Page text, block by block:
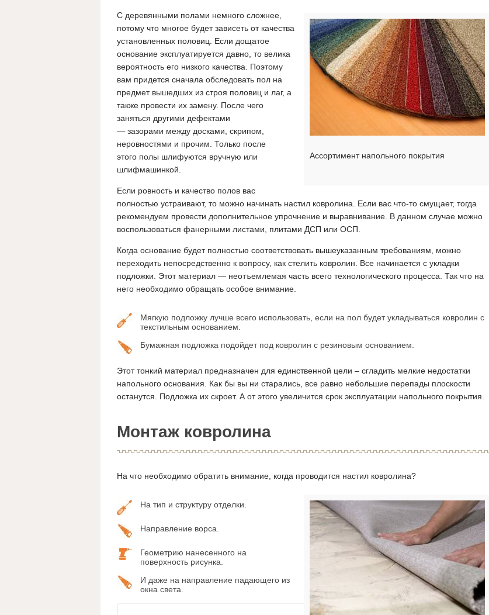
Ассортимент напольного покрытия
С деревянными полами немного сложнее,
потому что многое будет зависеть от качества
установленных половиц. Если дощатое
основание эксплуатируется давно, то велика
вероятность его низкого качества. Поэтому
вам придется сначала обследовать пол на
предмет вышедших из строя половиц и лаг, а
также провести их замену. После чего
заняться другими дефектами
— зазорами между досками, скрипом,
неровностями и прочим. Только после
этого полы шлифуются вручную или
шлифмашинкой.
Если ровность и качество полов вас
полностью устраивают, то можно начинать настил ковролина. Если вас что-то смущает, тогда
рекомендуем провести дополнительное упрочнение и выравнивание. В данном случае можно
воспользоваться фанерными листами, плитами ДСП или ОСП.
Когда основание будет полностью соответствовать вышеуказанным требованиям, можно
переходить непосредственно к вопросу, как стелить ковролин. Все начинается с укладки
подложки. Этот материал — неотъемлемая часть всего технологического процесса. Так что на
него необходимо обращать особое внимание.
Мягкую подложку лучше всего использовать, если на пол будет укладываться ковролин с
текстильным основанием.
Бумажная подложка подойдет под ковролин с резиновым основанием.
Этот тонкий материал предназначен для единственной цели – сгладить мелкие недостатки
напольного основания. Как бы вы ни старались, все равно небольшие перепады плоскости
останутся. Подложка их скроет. А от этого увеличится срок эксплуатации напольного покрытия.
Монтаж ковролина
На что необходимо обратить внимание, когда проводится настил ковролина?
На тип и структуру отделки.
Направление ворса.
Геометрию нанесенного на
поверхность рисунка.
И даже на направление падающего из
окна света.